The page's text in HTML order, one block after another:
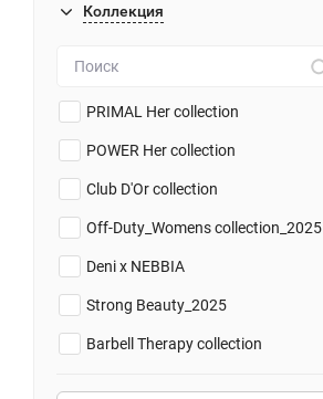
Коллекция
PRIMAL Her collection
POWER Her collection
Club D'Or collection
Off-Duty_Womens collection_2025
Deni x NEBBIA
Strong Beauty_2025
Barbell Therapy collection